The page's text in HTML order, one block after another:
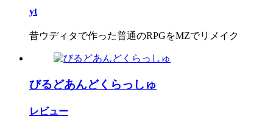
yt
昔ウディタで作った普通のRPGをMZでリメイク
びるどあんどくらっしゅ
レビュー